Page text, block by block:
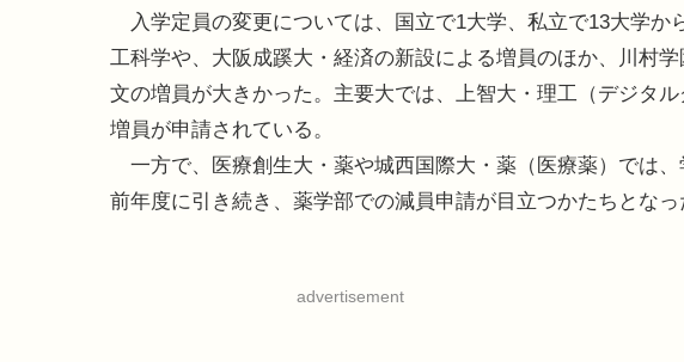
入学定員の変更については、国立で1大学、私立で13大学か
工科学や、大阪成蹊大・経済の新設による増員のほか、川村
文の増員が大きかった。主要大では、上智大・理工（デジタ
増員が申請されている。
一方で、医療創生大・薬や城西国際大・薬（医療薬）では、
前年度に引き続き、薬学部での減員申請が目立つかたちとなっ
advertisement